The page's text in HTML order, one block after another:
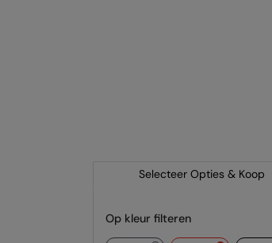
Selecteer Opties & Koop
Op kleur filteren